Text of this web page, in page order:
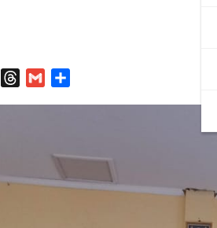
LinkedInThreads
Gmail